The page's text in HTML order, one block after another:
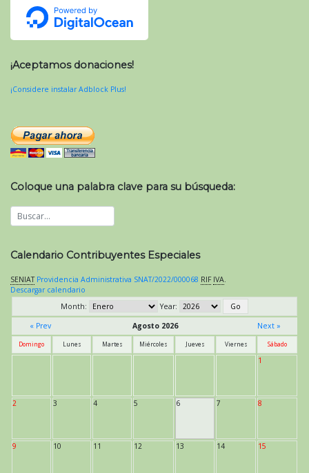
¡Aceptamos donaciones!
¡Considere instalar Adblock Plus!
Coloque una palabra clave para su búsqueda:
Calendario Contribuyentes Especiales
SENIAT Providencia Administrativa SNAT/2022/000068 RIF IVA
Descargar calendario
Month:
Year:
« Prev
Agosto 2026 Next »
Domingo Lunes Martes Miércoles Jueves Viernes Sábado
1
2 3 4 5 6 7 8
9 10 11 12 13 14 15